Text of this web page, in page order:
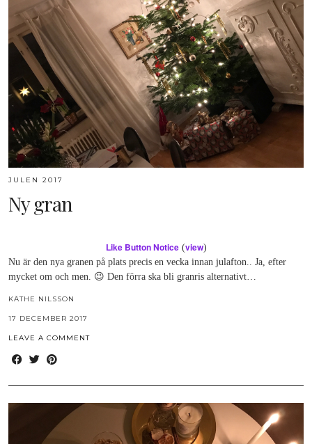
JULEN 2017
Ny gran
Like Button Notice(view)
Nu är den nya granen på plats precis en vecka innan julafton.. Ja, efter
mycket om och men. 😉 Den förra ska bli granris alternativt…
KÄTHE NILSSON
17 DECEMBER 2017
LEAVE A COMMENT